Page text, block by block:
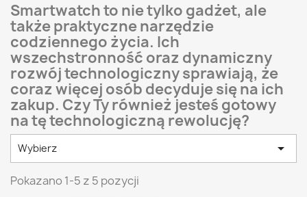
Smartwatch to nie tylko gadżet, ale
także praktyczne narzędzie
codziennego życia. Ich
wszechstronność oraz dynamiczny
rozwój technologiczny sprawiają, że
coraz więcej osób decyduje się na ich
zakup. Czy Ty również jesteś gotowy
na tę technologiczną rewolucję?
Wybierz 
Pokazano 1-5 z 5 pozycji